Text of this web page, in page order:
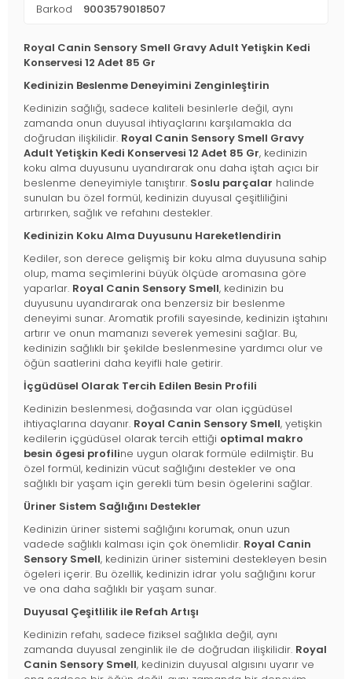
Barkod 9003579018507
Royal Canin Sensory Smell Gravy Adult Yetişkin Kedi
Konservesi 12 Adet 85 Gr
Kedinizin Beslenme Deneyimini Zenginleştirin
Kedinizin sağlığı, sadece kaliteli besinlerle değil, aynı
zamanda onun duyusal ihtiyaçlarını karşılamakla da
doğrudan ilişkilidir. Royal Canin Sensory Smell Gravy
Adult Yetişkin Kedi Konservesi 12 Adet 85 Gr, kedinizin
koku alma duyusunu uyandırarak onu daha iştah açıcı bir
beslenme deneyimiyle tanıştırır. Soslu parçalar halinde
sunulan bu özel formül, kedinizin duyusal çeşitliliğini
artırırken, sağlık ve refahını destekler.
Kedinizin Koku Alma Duyusunu Hareketlendirin
Kediler, son derece gelişmiş bir koku alma duyusuna sahip
olup, mama seçimlerini büyük ölçüde aromasına göre
yaparlar. Royal Canin Sensory Smell, kedinizin bu
duyusunu uyandırarak ona benzersiz bir beslenme
deneyimi sunar. Aromatik profili sayesinde, kedinizin iştahını
artırır ve onun mamanızı severek yemesini sağlar. Bu,
kedinizin sağlıklı bir şekilde beslenmesine yardımcı olur ve
öğün saatlerini daha keyifli hale getirir.
İçgüdüsel Olarak Tercih Edilen Besin Profili
Kedinizin beslenmesi, doğasında var olan içgüdüsel
ihtiyaçlarına dayanır. Royal Canin Sensory Smell, yetişkin
kedilerin içgüdüsel olarak tercih ettiği optimal makro
besin ögesi profiline uygun olarak formüle edilmiştir. Bu
özel formül, kedinizin vücut sağlığını destekler ve ona
sağlıklı bir yaşam için gerekli tüm besin ögelerini sağlar.
Üriner Sistem Sağlığını Destekler
Kedinizin üriner sistemi sağlığını korumak, onun uzun
vadede sağlıklı kalması için çok önemlidir. Royal Canin
Sensory Smell, kedinizin üriner sistemini destekleyen besin
ögeleri içerir. Bu özellik, kedinizin idrar yolu sağlığını korur
ve ona daha sağlıklı bir yaşam sunar.
Duyusal Çeşitlilik ile Refah Artışı
Kedinizin refahı, sadece fiziksel sağlıkla değil, aynı
zamanda duyusal zenginlik ile de doğrudan ilişkilidir. Royal
Canin Sensory Smell, kedinizin duyusal algısını uyarır ve